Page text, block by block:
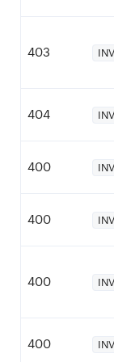
403
404
400
400
400
400